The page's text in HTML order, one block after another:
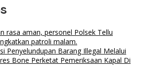
rasa aman, personel Polsek Tellu
patroli malam.
Penyelundupan Barang Illegal Melalui
Bone Perketat Pemeriksaan Kapal Di